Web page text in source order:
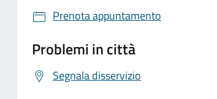
Prenota appuntamento
Problemi in città
Segnala disservizio